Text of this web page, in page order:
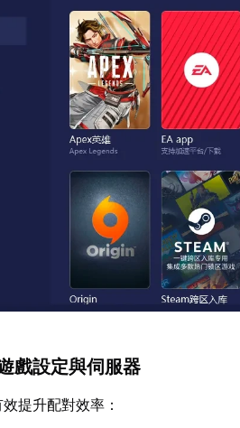
戲設定與伺服器
提升配對效率：